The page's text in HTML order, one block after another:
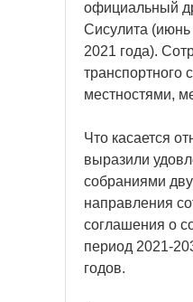
официальный
Сисулита (июнь
2021 года).
транспортного
местностями,
Что касается
выразили
собраниями
направления
соглашения о
период 2021-
годов.